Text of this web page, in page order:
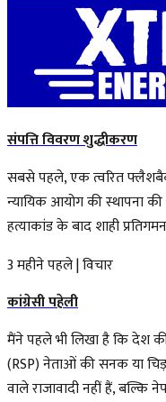
संपत्ति विवरण शुद्धीकरण
सबसे पहले, एक त्वरित
न्यायिक आयोग की स्थापना
हत्याकांड के बाद शाही
3 महीने पहले|विचार
कांग्रेसी पहेली
मैंने पहले भी लिखा है कि देश की
(RSP) नेताओं की सनक या
वाले राजावादी नहीं हैं, बल्कि